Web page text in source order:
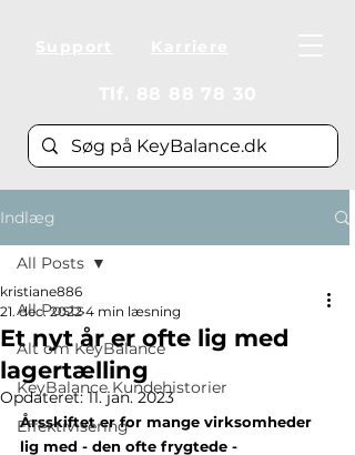
Indlæg
All Posts
Alt om KeyBalance
KeyBalance Kundehistorier
Effektivisering
All Posts
Et nyt år er ofte lig med
lagertælling
kristiane886
21. dec. 2022 4 min læsning
Opdateret: 11. jan. 2023
Årsskiftet er for mange virksomheder
lig med - den ofte frygtede -